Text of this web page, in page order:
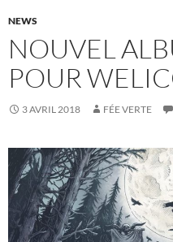
NEWS
NOUVEL
POUR
3 AVRIL 2018 FÉE VERTE